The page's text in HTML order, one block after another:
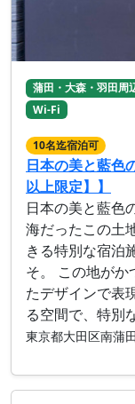
蒲田・大森・羽田周
Wi-Fi
10名迄宿泊可
日本の美と藍色
以上限定】】
日本の美と藍色
海だったこの土
きる特別な宿泊
そ。 この地がか
たデザインで表
る空間で、特別
東京都大田区南蒲